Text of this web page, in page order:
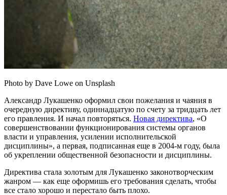
Photo by Dave Lowe on Unsplash
Александр Лукашенко оформил свои пожелания и чаяния в
очередную директиву, одиннадцатую по счету за тридцать лет
его правления. И начал повторяться. Новая директива, «О
совершенствовании функционирования системы органов
власти и управления, усилении исполнительской
дисциплины», а первая, подписанная еще в 2004-м году, была
об укреплении общественной безопасности и дисциплины.
Директива стала золотым для Лукашенко законотворческим
жанром — как еще оформишь его требования сделать, чтобы
все стало хорошо и перестало быть плохо.